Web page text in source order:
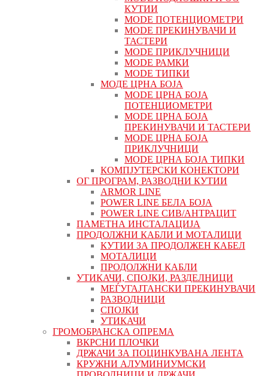
КУТИИ
MODE ПОТЕНЦИОМЕТРИ
MODE ПРEКИНУВАЧИ И
ТАСТЕРИ
MODE ПРИКЛУЧНИЦИ
MODE РАМКИ
MODE ТИПКИ
МОДЕ ЦРНА БОЈА
MODE ЦРНА БОЈА
ПОТЕНЦИОМЕТРИ
MODE ЦРНА БОЈА
ПРЕКИНУВАЧИ И ТАСТЕРИ
MODE ЦРНА БОЈА
ПРИКЛУЧНИЦИ
MODE ЦРНА БОЈА ТИПКИ
КОМПЈУТЕРСКИ КОНЕКТОРИ
ОГ ПРОГРАМ, РАЗВОДНИ КУТИИ
ARMOR LINE
POWER LINE БЕЛА БОЈА
POWER LINE СИВ/АНТРАЦИТ
ПАМЕТНА ИНСТАЛАЦИЈА
ПРОДОЛЖНИ КАБЛИ И МОТАЛИЦИ
КУТИИ ЗА ПРОДОЛЖЕН КАБЕЛ
МОТАЛИЦИ
ПРОДОЛЖНИ КАБЛИ
УТИКАЧИ, СПОЈКИ, РАЗДЕЛНИЦИ
МЕЃУГАЈТАНСКИ ПРЕКИНУВАЧИ
РАЗВОДНИЦИ
СПОЈКИ
УТИКАЧИ
ГРОМОБРАНСКА ОПРЕМА
ВКРСНИ ПЛОЧКИ
ДРЖАЧИ ЗА ПОЦИНКУВАНА ЛЕНТА
КРУЖНИ АЛУМИНИУМСКИ